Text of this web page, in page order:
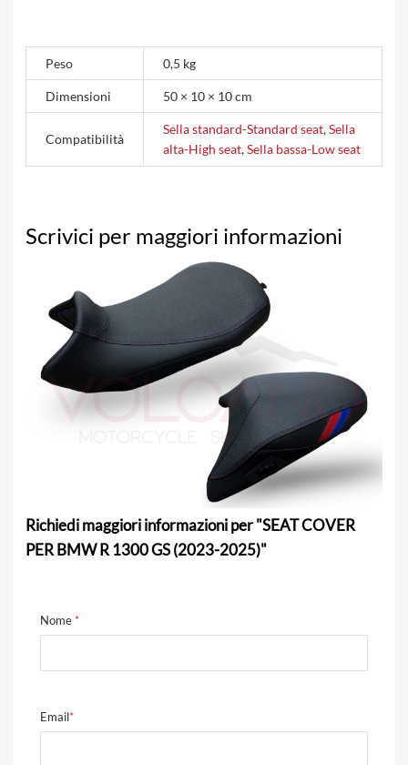
Peso 0,5 kg
Dimensioni 50 × 10 × 10 cm
Compatibilità
Sella standard-Standard seat,Sella
alta-High seat,Sella bassa-Low seat
Scrivici per maggiori informazioni
Richiedi maggiori informazioni per "SEAT COVER
PER BMW R 1300 GS (2023-2025)"
Nome*
Email*